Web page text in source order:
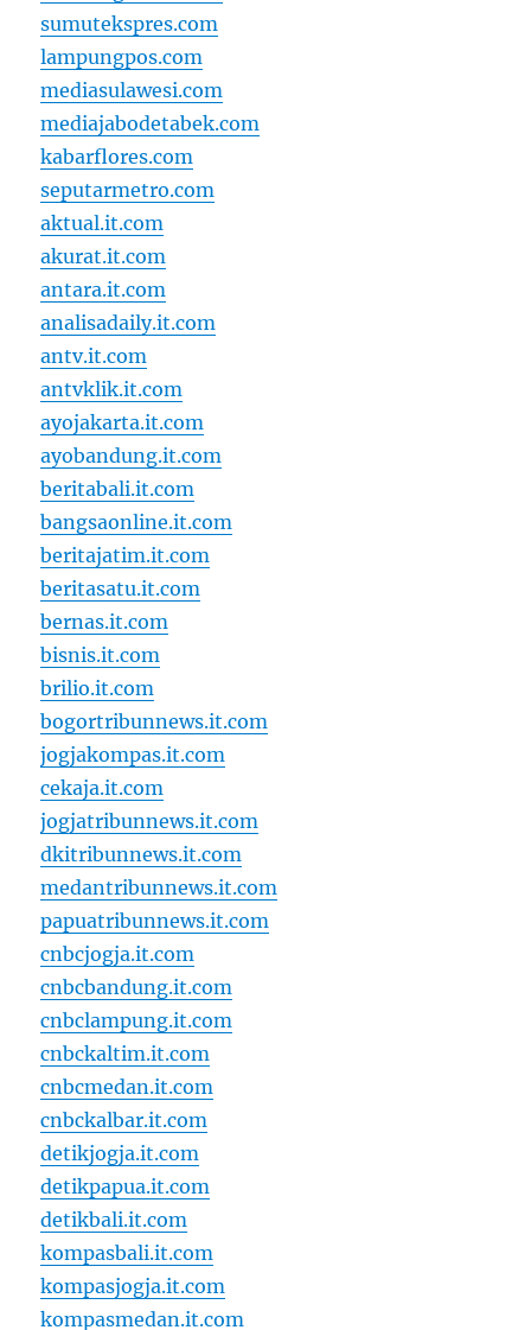
sumutekspres.com
lampungpos.com
mediasulawesi.com
mediajabodetabek.com
kabarflores.com
seputarmetro.com
aktual.it.com
akurat.it.com
antara.it.com
analisadaily.it.com
antv.it.com
antvklik.it.com
ayojakarta.it.com
ayobandung.it.com
beritabali.it.com
bangsaonline.it.com
beritajatim.it.com
beritasatu.it.com
bernas.it.com
bisnis.it.com
brilio.it.com
bogortribunnews.it.com
jogjakompas.it.com
cekaja.it.com
jogjatribunnews.it.com
dkitribunnews.it.com
medantribunnews.it.com
papuatribunnews.it.com
cnbcjogja.it.com
cnbcbandung.it.com
cnbclampung.it.com
cnbckaltim.it.com
cnbcmedan.it.com
cnbckalbar.it.com
detikjogja.it.com
detikpapua.it.com
detikbali.it.com
kompasbali.it.com
kompasjogja.it.com
kompasmedan.it.com